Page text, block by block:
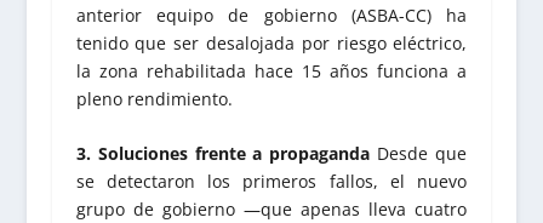
anterior equipo de gobierno (ASBA-CC) ha
tenido que ser desalojada por riesgo eléctrico,
la zona rehabilitada hace 15 años funciona a
pleno rendimiento.
3. Soluciones frente a propaganda Desde que
se detectaron los primeros fallos, el nuevo
grupo de gobierno —que apenas lleva cuatro